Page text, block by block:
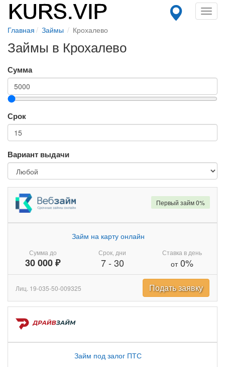
Главная Займы Крохалево
Займы в Крохалево
Сумма
Срок
Вариант выдачи
Сумма до
30 000 ₽
Займ на карту онлайн
Срок, дни
7- 30
Ставка в день
от0%
Первый займ 0%
Лиц. 19-035-50-009325 Подать заявку
Займ под залог ПТС